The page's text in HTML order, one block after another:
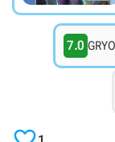
7.0